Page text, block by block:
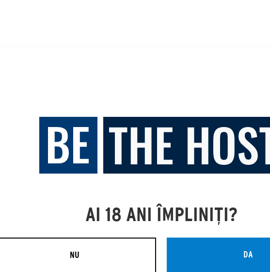
AI 18 ANI ÎMPLINIȚI?
NU DA